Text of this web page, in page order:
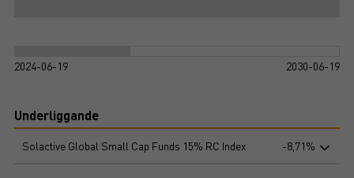
2024-06-19 2030-06-19
Underliggande
Solactive Global Small Cap Funds 15% RC Index -8,71%